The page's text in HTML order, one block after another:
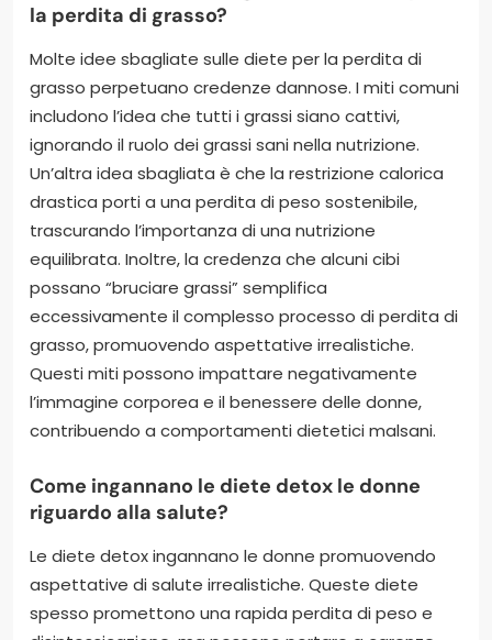
la perdita di grasso?
Molte idee sbagliate sulle diete per la perdita di
grasso perpetuano credenze dannose. I miti comuni
includono l’idea che tutti i grassi siano cattivi,
ignorando il ruolo dei grassi sani nella nutrizione.
Un’altra idea sbagliata è che la restrizione calorica
drastica porti a una perdita di peso sostenibile,
trascurando l’importanza di una nutrizione
equilibrata. Inoltre, la credenza che alcuni cibi
possano “bruciare grassi” semplifica
eccessivamente il complesso processo di perdita di
grasso, promuovendo aspettative irrealistiche.
Questi miti possono impattare negativamente
l’immagine corporea e il benessere delle donne,
contribuendo a comportamenti dietetici malsani.
Come ingannano le diete detox le donne
riguardo alla salute?
Le diete detox ingannano le donne promuovendo
aspettative di salute irrealistiche. Queste diete
spesso promettono una rapida perdita di peso e